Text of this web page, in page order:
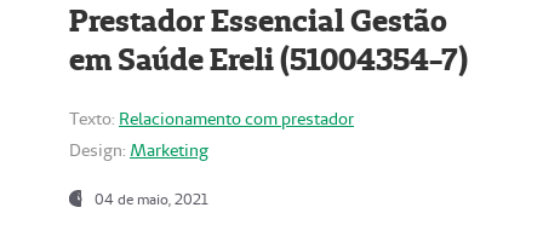
Prestador Essencial Gestão
em Saúde Ereli (51004354-7)
Texto: Relacionamento com prestador
Design: Marketing
04 de maio, 2021